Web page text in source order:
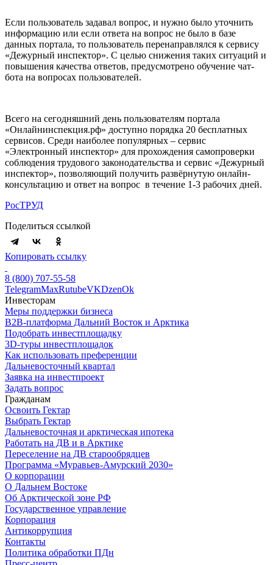
Если пользователь задавал вопрос, и нужно было уточнить
информацию или если ответа на вопрос не было в базе
данных портала, то пользователь перенаправлялся к сервису
«Дежурный инспектор». С целью снижения таких ситуаций и
повышения качества ответов, предусмотрено обучение чат-
бота на вопросах пользователей.
Всего на сегодняшний день пользователям портала
«Онлайнинспекция.рф» доступно порядка 20 бесплатных
сервисов. Среди наиболее популярных – сервис
«Электронный инспектор» для прохождения самопроверки
соблюдения трудового законодательства и сервис «Дежурный
инспектор», позволяющий получить развёрнутую онлайн-
консультацию и ответ на вопрос в течение 1-3 рабочих дней.
РосТРУД
Поделиться ссылкой
Копировать ссылку
8 (800) 707-55-58
TelegramMaxRutubeVKDzenOk
Инвесторам
Меры поддержки бизнеса
B2B-платформа Дальний Восток и Арктика
Подобрать инвестплощадку
3D-туры инвестплощадок
Как использовать преференции
Дальневосточный квартал
Заявка на инвестпроект
Задать вопрос
Гражданам
Освоить Гектар
Выбрать Гектар
Дальневосточная и арктическая ипотека
Работать на ДВ и в Арктике
Переселение на ДВ старообрядцев
Программа «Муравьев-Амурский 2030»
О корпорации
О Дальнем Востоке
Об Арктической зоне РФ
Государственное управление
Корпорация
Антикоррупция
Контакты
Политика обработки ПДн